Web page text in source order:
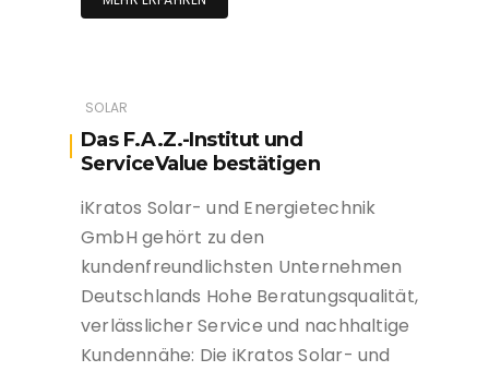
SOLAR
Das F.A.Z.-Institut und
ServiceValue bestätigen
iKratos Solar- und Energietechnik
GmbH gehört zu den
kundenfreundlichsten Unternehmen
Deutschlands Hohe Beratungsqualität,
verlässlicher Service und nachhaltige
Kundennähe: Die iKratos Solar- und